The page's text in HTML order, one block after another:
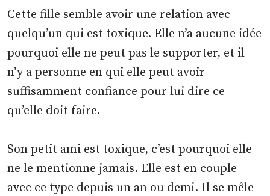
Cette fille semble avoir une relation avec
quelqu’un qui est toxique. Elle n’a aucune idée
pourquoi elle ne peut pas le supporter, et il
n’y a personne en qui elle peut avoir
suffisamment confiance pour lui dire ce
qu’elle doit faire.
Son petit ami est toxique, c’est pourquoi elle
ne le mentionne jamais. Elle est en couple
avec ce type depuis un an ou demi. Il se mêle